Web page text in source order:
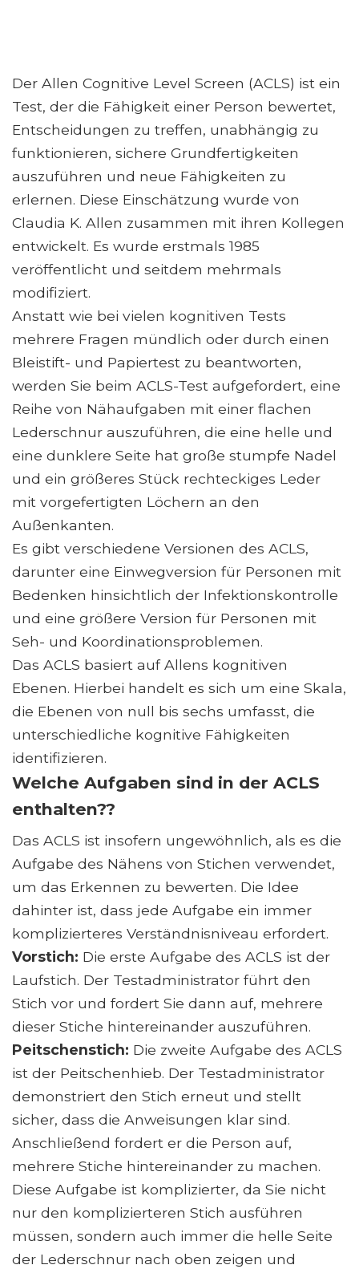
Der Allen Cognitive Level Screen (ACLS) ist ein
Test, der die Fähigkeit einer Person bewertet,
Entscheidungen zu treffen, unabhängig zu
funktionieren, sichere Grundfertigkeiten
auszuführen und neue Fähigkeiten zu
erlernen. Diese Einschätzung wurde von
Claudia K. Allen zusammen mit ihren Kollegen
entwickelt. Es wurde erstmals 1985
veröffentlicht und seitdem mehrmals
modifiziert.
Anstatt wie bei vielen kognitiven Tests
mehrere Fragen mündlich oder durch einen
Bleistift- und Papiertest zu beantworten,
werden Sie beim ACLS-Test aufgefordert, eine
Reihe von Nähaufgaben mit einer flachen
Lederschnur auszuführen, die eine helle und
eine dunklere Seite hat große stumpfe Nadel
und ein größeres Stück rechteckiges Leder
mit vorgefertigten Löchern an den
Außenkanten.
Es gibt verschiedene Versionen des ACLS,
darunter eine Einwegversion für Personen mit
Bedenken hinsichtlich der Infektionskontrolle
und eine größere Version für Personen mit
Seh- und Koordinationsproblemen.
Das ACLS basiert auf Allens kognitiven
Ebenen. Hierbei handelt es sich um eine Skala,
die Ebenen von null bis sechs umfasst, die
unterschiedliche kognitive Fähigkeiten
identifizieren.
Welche Aufgaben sind in der ACLS
enthalten??
Das ACLS ist insofern ungewöhnlich, als es die
Aufgabe des Nähens von Stichen verwendet,
um das Erkennen zu bewerten. Die Idee
dahinter ist, dass jede Aufgabe ein immer
komplizierteres Verständnisniveau erfordert.
Vorstich: Die erste Aufgabe des ACLS ist der
Laufstich. Der Testadministrator führt den
Stich vor und fordert Sie dann auf, mehrere
dieser Stiche hintereinander auszuführen.
Peitschenstich: Die zweite Aufgabe des ACLS
ist der Peitschenhieb. Der Testadministrator
demonstriert den Stich erneut und stellt
sicher, dass die Anweisungen klar sind.
Anschließend fordert er die Person auf,
mehrere Stiche hintereinander zu machen.
Diese Aufgabe ist komplizierter, da Sie nicht
nur den komplizierteren Stich ausführen
müssen, sondern auch immer die helle Seite
der Lederschnur nach oben zeigen und